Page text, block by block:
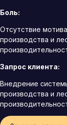
Боль:
Отсутствие
производства и
Запрос клиента:
Внедрение
производства и